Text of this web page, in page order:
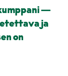
—
ja
on